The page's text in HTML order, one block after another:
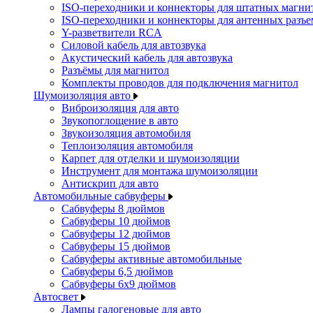
ISO-переходники и коннекторы для штатных
ISO-переходники и коннекторы для антенных
Y-разветвители RCA
Силовой кабель для автозвука
Акустический кабель для автозвука
Разъёмы для магнитол
Комплекты проводов для подключения магнитол
Шумоизоляция авто
Виброизоляция для авто
Звукопоглощение в авто
Звукоизоляция автомобиля
Теплоизоляция автомобиля
Карпет для отделки и шумоизоляции
Инструмент для монтажа шумоизоляции
Антискрип для авто
Автомобильные сабвуферы
Сабвуферы 8 дюймов
Сабвуферы 10 дюймов
Сабвуферы 12 дюймов
Сабвуферы 15 дюймов
Сабвуферы активные автомобильные
Сабвуферы 6,5 дюймов
Сабвуферы 6x9 дюймов
Автосвет
Лампы галогеновые для авто